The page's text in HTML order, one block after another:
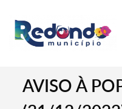
AVISO À